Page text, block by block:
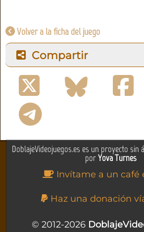
Volver a la ficha del juego
Compartir
DoblajeVideojuegos.es es un proyecto sin
porYova Turnes
Invítame a un café
Haz una donación
© 2012-2026